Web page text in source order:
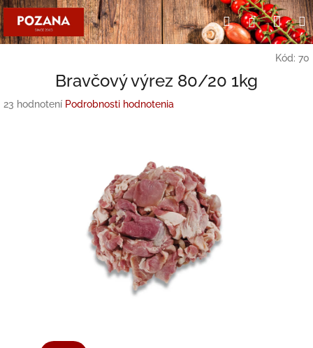
Prejsť
na
obsah
Hľadať
Kód: 70
Bravčový výrez 80/20 1kg
Priemerné
23 hodnotení Podrobnosti hodnotenia